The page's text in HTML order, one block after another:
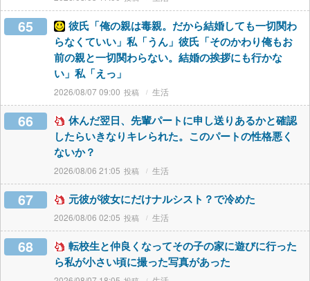
65
彼氏「俺の親は毒親。だから結婚しても一切関わ
らなくていい」私「うん」彼氏「そのかわり俺もお
前の親と一切関わらない。結婚の挨拶にも行かな
い」私「えっ」
2026/08/07 09:00 生活
66
休んだ翌日、先輩パートに申し送りあるかと確認
したらいきなりキレられた。このパートの性格悪く
ないか？
2026/08/06 21:05 生活
67 元彼が彼女にだけナルシスト？で冷めた
2026/08/06 02:05 生活
68
転校生と仲良くなってその子の家に遊びに行った
ら私が小さい頃に撮った写真があった